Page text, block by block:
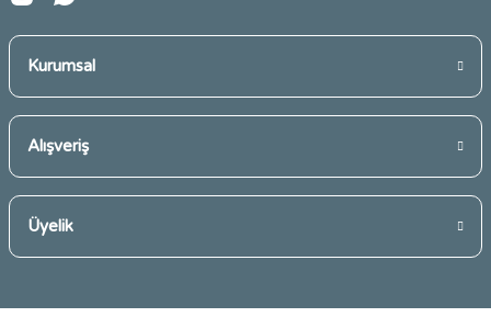
Kurumsal
Alışveriş
Üyelik